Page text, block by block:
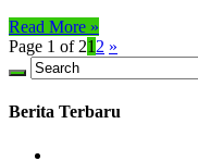
Read More »
Page 1 of 21 2 »
Berita Terbaru